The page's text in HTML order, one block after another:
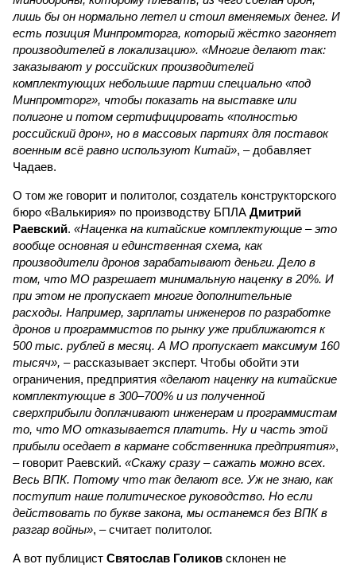
лишь бы он нормально летел и стоил вменяемых денег. И
есть позиция Минпромторга, который жёстко загоняет
производителей в локализацию». «Многие делают так:
заказывают у российских производителей
комплектующих небольшие партии специально «под
Минпромторг», чтобы показать на выставке или
полигоне и потом сертифицировать «полностью
российский дрон», но в массовых партиях для поставок
военным всё равно используют Китай», – добавляет
Чадаев.
О том же говорит и политолог, создатель конструкторского
бюро «Валькирия» по производству БПЛА Дмитрий
Раевский. «Наценка на китайские комплектующие – это
вообще основная и единственная схема, как
производители дронов зарабатывают деньги. Дело в
том, что МО разрешает минимальную наценку в 20%. И
при этом не пропускает многие дополнительные
расходы. Например, зарплаты инженеров по разработке
дронов и программистов по рынку уже приближаются к
500 тыс. рублей в месяц. А МО пропускает максимум 160
тысяч», – рассказывает эксперт. Чтобы обойти эти
ограничения, предприятия «делают наценку на китайские
комплектующие в 300–700% и из полученной
сверхприбыли доплачивают инженерам и программистам
то, что МО отказывается платить. Ну и часть этой
прибыли оседает в кармане собственника предприятия»,
– говорит Раевский. «Скажу сразу – сажать можно всех.
Весь ВПК. Потому что так делают все. Уж не знаю, как
поступит наше политическое руководство. Но если
действовать по букве закона, мы останемся без ВПК в
разгар войны», – считает политолог.
А вот публицист Святослав Голиков склонен не